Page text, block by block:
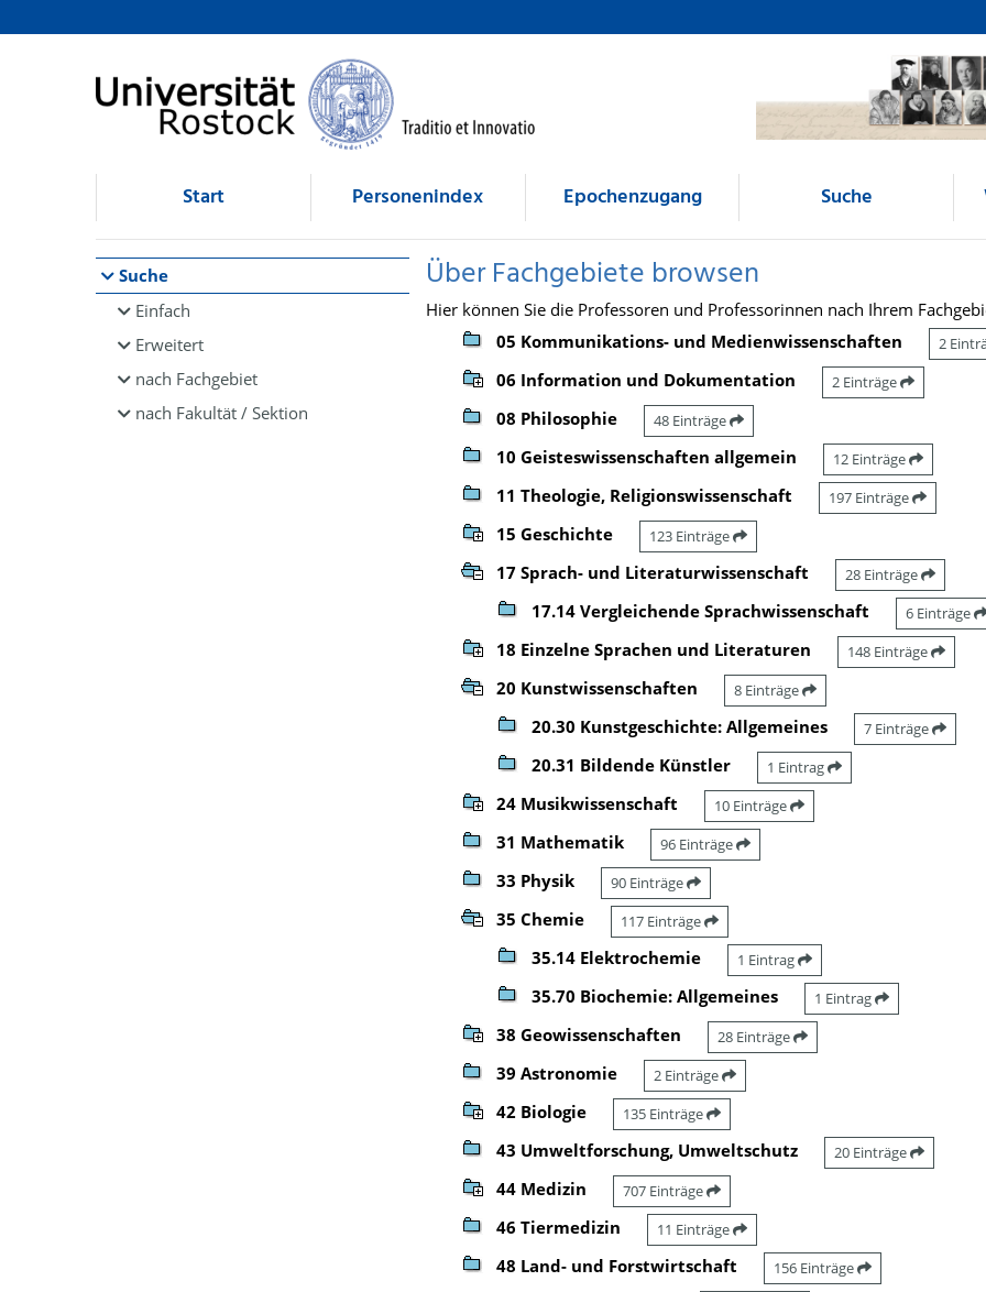
Browsen
direkt zum Inhalt
Start Personenindex Epochenzugang Suche
Suche
Einfach
Erweitert
nach Fachgebiet
nach Fakultät / Sektion
Über Fachgebiete browsen
Hier können Sie die Professoren und Professorinnen nach Ihrem
05 Kommunikations- und Medienwissenschaften
2
06 Information und Dokumentation 2 Einträge
08 Philosophie 48 Einträge
10 Geisteswissenschaften allgemein 12 Einträge
11 Theologie, Religionswissenschaft 197 Einträge
15 Geschichte 123 Einträge
17 Sprach- und Literaturwissenschaft 28 Einträge
17.14 Vergleichende Sprachwissenschaft 6 Einträge
18 Einzelne Sprachen und Literaturen 148 Einträge
20 Kunstwissenschaften 8 Einträge
20.30 Kunstgeschichte: Allgemeines 7 Einträge
20.31 Bildende Künstler 1 Eintrag
24 Musikwissenschaft 10 Einträge
31 Mathematik 96 Einträge
33 Physik 90 Einträge
35 Chemie 117 Einträge
35.14 Elektrochemie 1 Eintrag
35.70 Biochemie: Allgemeines 1 Eintrag
38 Geowissenschaften 28 Einträge
39 Astronomie 2 Einträge
42 Biologie 135 Einträge
43 Umweltforschung, Umweltschutz 20 Einträge
44 Medizin 707 Einträge
46 Tiermedizin 11 Einträge
48 Land- und Forstwirtschaft 156 Einträge